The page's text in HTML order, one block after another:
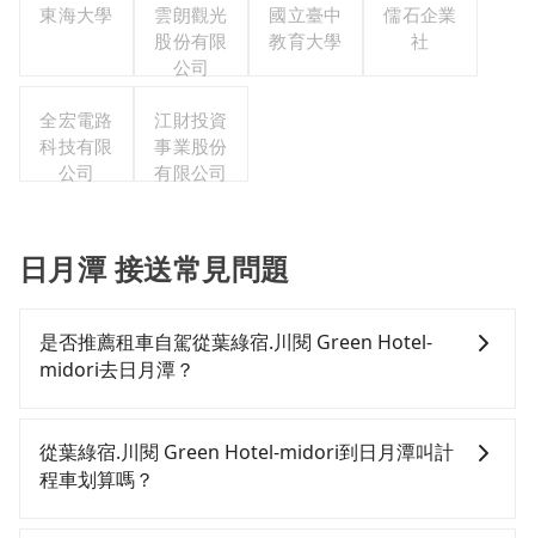
東海大學
雲朗觀光
股份有限
公司
國立臺中
教育大學
儒石企業
社
全宏電路
科技有限
公司
江財投資
事業股份
有限公司
日月潭 接送常見問題
是否推薦租車自駕從葉綠宿.川閱 Green Hotel-
midori去日月潭？
時不需要閉目養神（因為要自己開車），最重要的是你
當天就要來回，那在台中路邊可隨租隨借的iRent應該是
從葉綠宿.川閱 Green Hotel-midori到日月潭叫計
程車划算嗎？